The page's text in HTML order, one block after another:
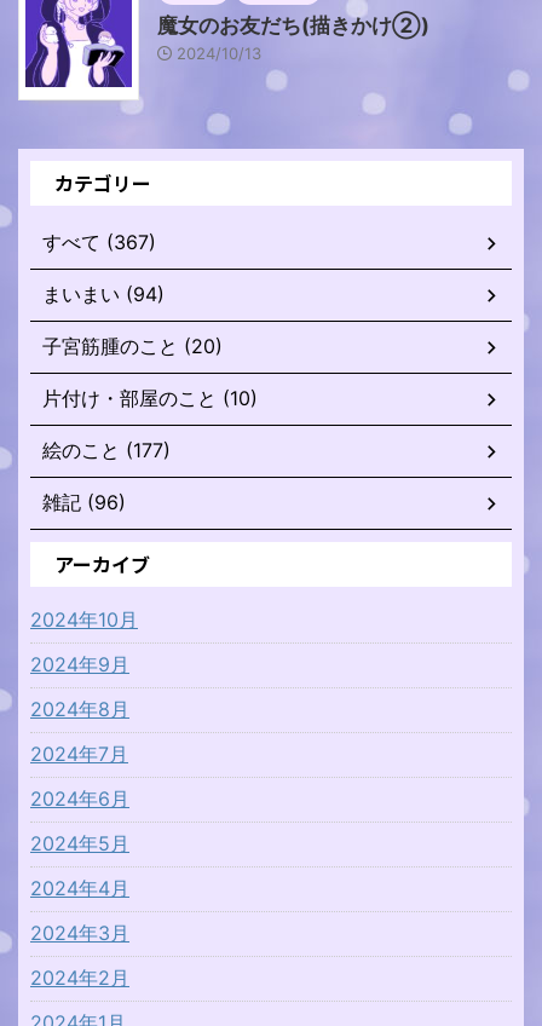
魔女のお友だち(描きかけ②)
2024/10/13
カテゴリー
すべて (367)
まいまい (94)
子宮筋腫のこと (20)
片付け・部屋のこと (10)
絵のこと (177)
雑記 (96)
アーカイブ
2024年10月
2024年9月
2024年8月
2024年7月
2024年6月
2024年5月
2024年4月
2024年3月
2024年2月